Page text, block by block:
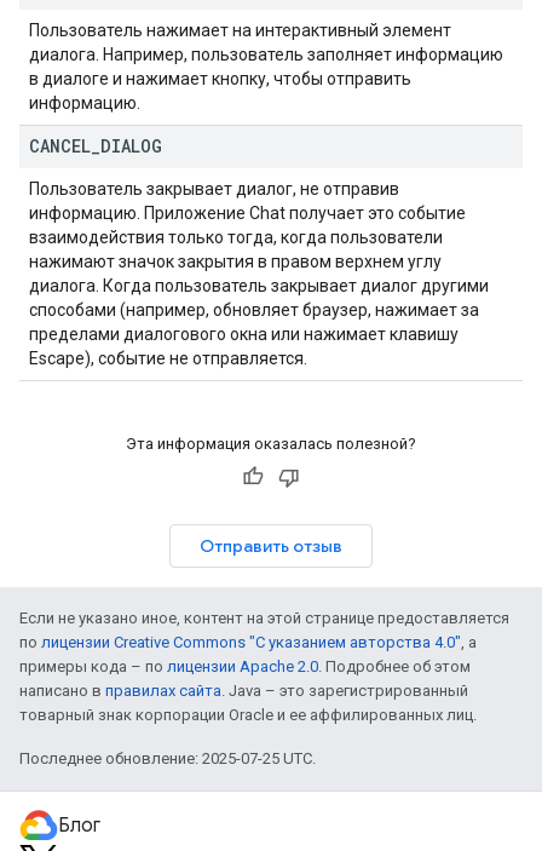
Пользователь нажимает на интерактивный элемент
диалога. Например, пользователь заполняет информацию
в диалоге и нажимает кнопку, чтобы отправить
информацию.
CANCEL DIALOG
Пользователь закрывает диалог, не отправив
информацию. Приложение Chat получает это событие
взаимодействия только тогда, когда пользователи
нажимают значок закрытия в правом верхнем углу
диалога. Когда пользователь закрывает диалог другими
способами (например, обновляет браузер, нажимает за
пределами диалогового окна или нажимает клавишу
Escape), событие не отправляется.
Эта информация оказалась полезной?
Отправить отзыв
Если не указано иное, контент на этой странице предоставляется
по лицензии Creative Commons "С указанием авторства 4.0", а
примеры кода – по лицензии Apache 2.0. Подробнее об этом
написано в правилах сайта. Java – это зарегистрированный
товарный знак корпорации Oracle и ее аффилированных лиц.
Последнее обновление: 2025-07-25 UTC.
Блог